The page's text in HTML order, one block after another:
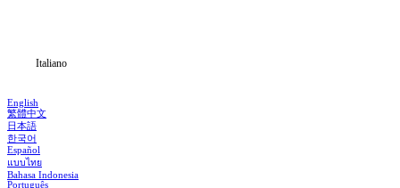
Italiano
English
繁體中文
日本語
한국어
Español
แบบไทย
Bahasa Indonesia
Português